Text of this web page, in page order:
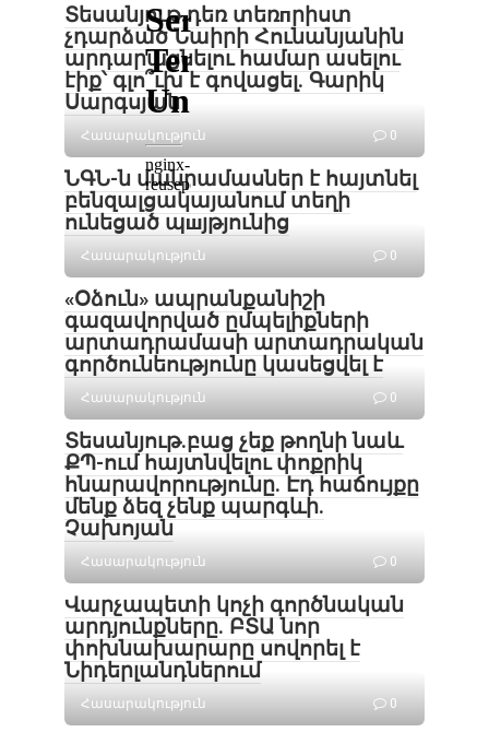
Տեսանյութ․դեռ տեռпրիստ
չդարձած Նաիրի Հունանյանին
արդարացնելու համար ասելու
էիք՝ գլո՞ւխ է գովացել. Գարիկ
Սարգսյան
Հասարակություն 0
ՆԳՆ-ն մանրամասներ է հայտնել
բենզալցակայանում տեղի
ունեցած պшյթյունից
Հասարակություն 0
«Օձուն» ապրանքանիշի
գազավորված ըմպելիքների
արտադրամասի արտադրական
գործունեությունը կասեցվել է
Հասարակություն 0
Տեսանյութ․բաց չեք թողնի նաև
ՔՊ-ում հայտնվելու փոքրիկ
հնարավորությունը. Էդ հաճույքը
մենք ձեզ չենք պարգևի.
Չախոյան
Հասարակություն 0
Վարչապետի կոչի գործնական
արդյունքները. ԲՏԱ նոր
փոխնախարարը սովորել է
Նիդերլանդներում
Հասարակություն 0